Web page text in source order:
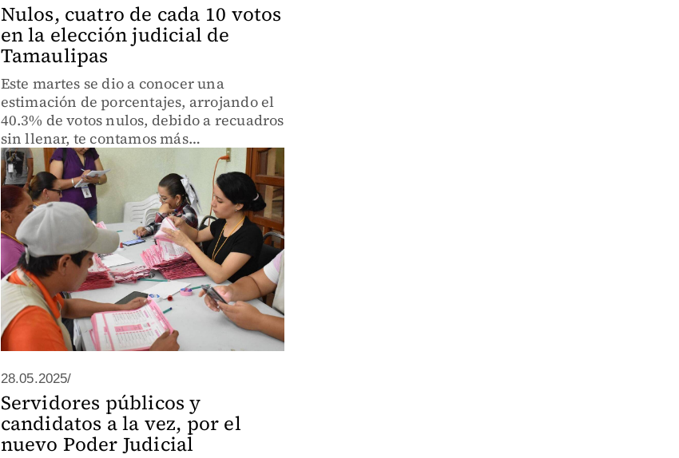
Nulos, cuatro de cada 10 votos
en la elección judicial de
Tamaulipas
Este martes se dio a conocer una
estimación de porcentajes, arrojando el
40.3% de votos nulos, debido a recuadros
sin llenar, te contamos más…
28.05.2025/
Servidores públicos y
candidatos a la vez, por el
nuevo Poder Judicial